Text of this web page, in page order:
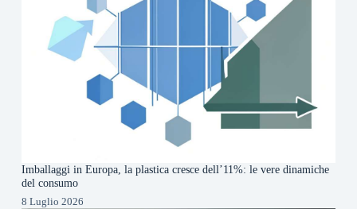
Imballaggi in Europa, la plastica cresce dell’11%: le vere dinamiche
del consumo
8 Luglio 2026